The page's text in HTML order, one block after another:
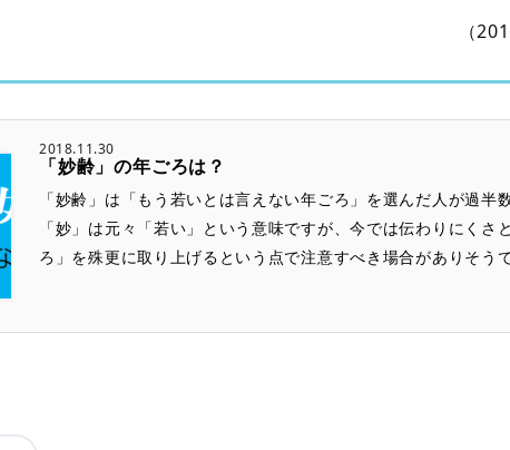
（
2018.11.30
「妙齢」の年ごろは？
「妙齢」は「もう若いとは言えない年ごろ」を選んだ人が過半
「妙」は元々「若い」という意味ですが、今では伝わりにくさ
ろ」を殊更に取り上げるという点で注意すべき場合がありそう